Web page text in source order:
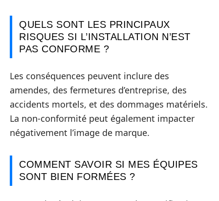
QUELS SONT LES PRINCIPAUX
RISQUES SI L’INSTALLATION N’EST
PAS CONFORME ?
Les conséquences peuvent inclure des
amendes, des fermetures d’entreprise, des
accidents mortels, et des dommages matériels.
La non-conformité peut également impacter
négativement l’image de marque.
COMMENT SAVOIR SI MES ÉQUIPES
SONT BIEN FORMÉES ?